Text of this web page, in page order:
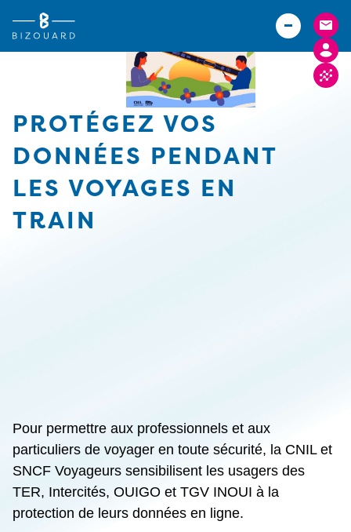
TPE
Agriculteurs (Bizouard)
PME
Actualités
Carrières
Implantations
FACTURE ELECTRONIQUE
PROTÉGEZ VOS
DONNÉES PENDANT
LES VOYAGES EN
TRAIN
Pour permettre aux professionnels et aux
particuliers de voyager en toute sécurité, la CNIL et
SNCF Voyageurs sensibilisent les usagers des
TER, Intercités, OUIGO et TGV INOUI à la
protection de leurs données en ligne.